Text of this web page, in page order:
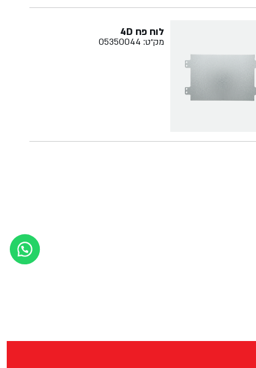
לוח פח 4D
מק״ט: 05350044